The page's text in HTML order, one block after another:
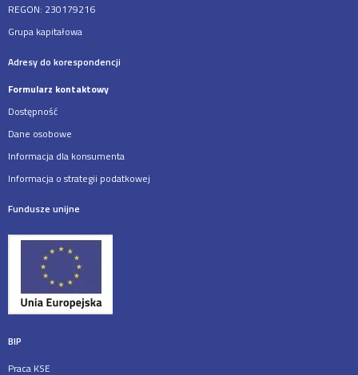
REGON: 230179216
Grupa kapitałowa
Adresy do korespondencji
Formularz kontaktowy
Dostępność
Dane osobowe
Informacja dla konsumenta
Informacja o strategii podatkowej
Fundusze unijne
BIP
Praca KSE